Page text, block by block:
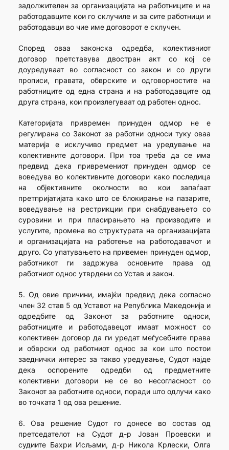
задолжителен за организацијата на работниците и на
работодавците кои го склучиле и за сите работници и
работодавци во чие име договорот е склучен.
Според оваа законска одредба, колективниот
договор претставува двостран акт со кој се
доуредуваат во согласност со закон и со други
прописи, правата, обврските и одговорностите на
работниците од една страна и на работодавците од
друга страна, кои произлегуваат од работен однос.
Категоријата привремен принуден одмор не е
регулирана со Законот за работни односи туку оваа
материја е исклучиво предмет на уредување на
колективните договори. При тоа треба да се има
предвид дека привремениот принуден одмор се
воведува во колективните договори како последица
на објективните околности во кои запаѓаат
претпријатијата како што се блокирање на пазарите,
воведување на рестрикции при снабдувањето со
суровини и при пласирањето на производите и
услугите, промена во структурата на организацијата
и организацијата на работење на работодавачот и
друго. Со упатувањето на привемен принуден одмор,
работникот ги задржува основните права од
работниот однос утврдени со Устав и закон.
5. Од овие причини, имајќи предвид дека согласно
член 32 став 5 од Уставот на Република Македонија и
одредбите од Законот за работните односи,
работниците и работодавецот имаат можност со
колективен договор да ги уредат меѓусебните права
и обврски од работниот однос за кои што постои
заеднички интерес за такво уредување, Судот најде
дека оспорените одредби од предметните
колективни договори не се во несогласност со
Законот за работните односи, поради што одлучи како
во точката 1 од ова решение.
6. Ова решение Судот го донесе во состав од
претседателот на Судот д-р Јован Проевски и
судиите Бахри Исљами, д-р Никола Крлески, Олга